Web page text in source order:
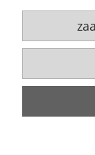
, ul.
info@goldsun-
Biuro, magazyn,